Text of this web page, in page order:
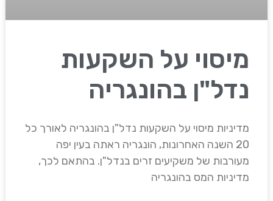
מיסוי על השקעות
נדל"ן בהונגריה
מדיניות מיסוי על השקעות נדל"ן בהונגריה לאורך כל
20 השנה האחרונות, הונגריה ראתה בעין יפה
מעורבות של משקיעים זרים בנדל"ן. בהתאם לכך,
מדיניות המס בהונגריה